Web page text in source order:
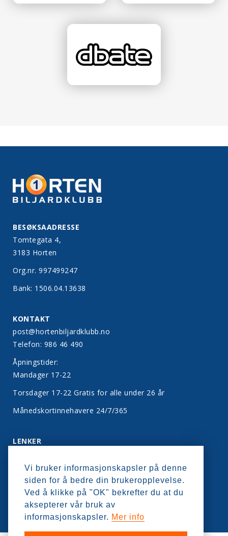
Vi bruker informasjonskapsler på denne
siden for å bedre din brukeropplevelse.
Ved å klikke på "OK" bekrefter du at du
aksepterer vår bruk av
informasjonskapsler. Mer info
BESØKSAADRESSE
Tomtegata 4,
3183 Horten
Org.nr. 997499247
Bank: 1506.04.13638
KONTAKT
post@hortenbiljardklubb.no
Telefon: 986 46 490
Åpningstider:
Mandager 17-22
Torsdager 17-22 Gratis for alle under 26 år
Månedskortinnehavere 24/7/365
LENKER
Kontakt oss
Personvern